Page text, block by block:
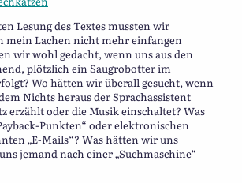
Lesung des Textes mussten wir
mein Lachen nicht mehr einfangen
wir wohl gedacht, wenn uns aus den
plötzlich ein Saugrobotter im
Wo hätten wir überall gesucht, wenn
Nichts heraus der Sprachassistent
erzählt oder die Musik einschaltet? Was
Punkten“ oder elektronischen
„E-Mails“? Was hätten wir uns
jemand nach einer „Suchmaschine“